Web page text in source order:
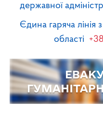
державної
Єдина гаряча лінія з
області